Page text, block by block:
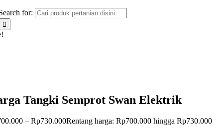
for:
Tangki Semprot Swan Elektrik
– Rp730.000Rentang harga: Rp700.000 hingga Rp730.000